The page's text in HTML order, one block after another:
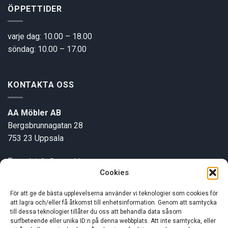
Cookies
För att ge de bästa upplevelserna använder vi teknologier som cookies för
att lagra och/eller få åtkomst till enhetsinformation. Genom att samtycka
till dessa teknologier tillåter du oss att behandla data såsom
surfbeteende eller unika ID:n på denna webbplats. Att inte samtycka, eller
ÖPPETTIDER
varje dag: 10.00 – 18.00
söndag: 10.00 – 17.00
KONTAKTA OSS
AA Möbler AB
Bergsbrunnagatan 28
753 23 Uppsala
E-post:info@aamobler.se
INFORMATION